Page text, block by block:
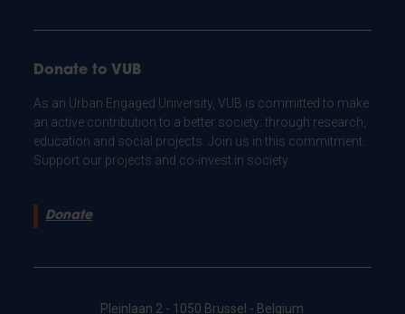
Donate to VUB
As an Urban Engaged University, VUB is committed to make
an active contribution to a better society: through research,
education and social projects. Join us in this commitment.
Support our projects and co-invest in society.
Donate
Pleinlaan 2 - 1050 Brussel - Belgium